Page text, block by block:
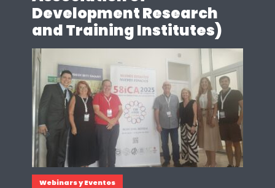
Development Research
and Training Institutes)
Webinars y Eventos